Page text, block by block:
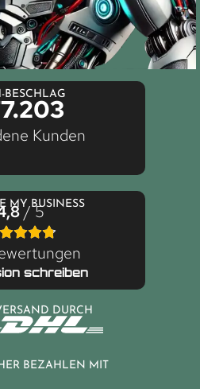
BESCHLAG
Kunden
MY BUSINESS
/ 5
schreiben
DURCH
BEZAHLEN MIT